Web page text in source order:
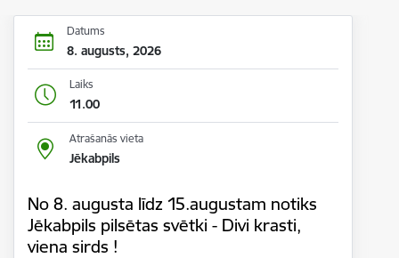
Datums
8. augusts, 2026
Laiks
11.00
Atrašanās vieta
Jēkabpils
No 8. augusta līdz 15.augustam notiks
Jēkabpils pilsētas svētki - Divi krasti,
viena sirds !